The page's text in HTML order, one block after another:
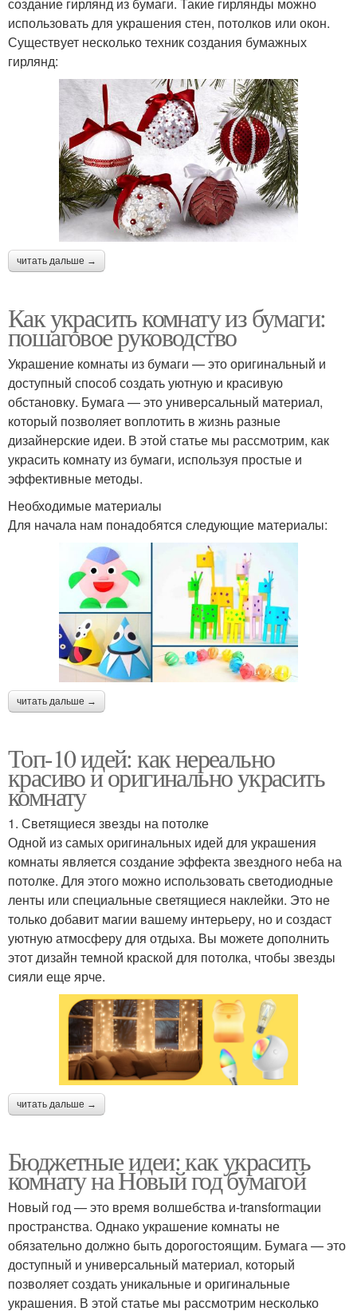
использовать для украшения стен, потолков или окон.
Существует несколько техник создания бумажных
гирлянд:
читать дальше →
Как украсить комнату из бумаги:
пошаговое руководство
Украшение комнаты из бумаги — это оригинальный и
доступный способ создать уютную и красивую
обстановку. Бумага — это универсальный материал,
который позволяет воплотить в жизнь разные
дизайнерские идеи. В этой статье мы рассмотрим, как
украсить комнату из бумаги, используя простые и
эффективные методы.
Необходимые материалы
Для начала нам понадобятся следующие материалы:
читать дальше →
Топ-10 идей: как нереально
красиво и оригинально украсить
комнату
1. Светящиеся звезды на потолке
Одной из самых оригинальных идей для украшения
комнаты является создание эффекта звездного неба на
потолке. Для этого можно использовать светодиодные
ленты или специальные светящиеся наклейки. Это не
только добавит магии вашему интерьеру, но и создаст
уютную атмосферу для отдыха. Вы можете дополнить
этот дизайн темной краской для потолка, чтобы звезды
сияли еще ярче.
читать дальше →
Бюджетные идеи: как украсить
комнату на Новый год бумагой
Новый год — это время волшебства и-transformации
пространства. Однако украшение комнаты не
обязательно должно быть дорогостоящим. Бумага — это
доступный и универсальный материал, который
позволяет создать уникальные и оригинальные
украшения. В этой статье мы рассмотрим несколько